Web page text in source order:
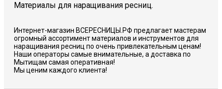
Материалы для наращивания ресниц.
Интернет-магазин ВСЕРЕСНИЦЫ.РФ предлагает мастерам
огромный ассортимент материалов и инструментов для
наращивания ресниц по очень привлекательным ценам!
Наши операторы самые внимательные, а доставка по
Мытищам самая оперативная!
Мы ценим каждого клиента!